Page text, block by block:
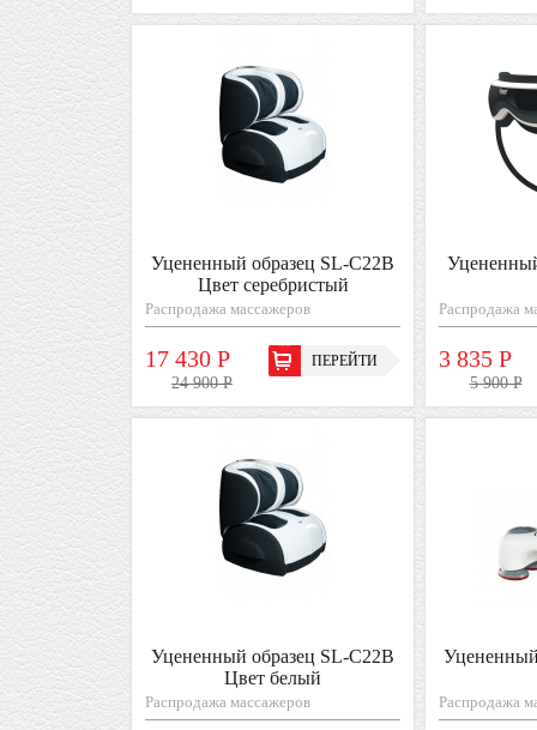
Уцененный образец SL-C22B
Цвет серебристый
Распродажа массажеров
24 900 Р
17 430 Р ПЕРЕЙТИ
Распродажа
5 900 Р
3 835 Р
Уцененный образец SL-C22B
Цвет белый
Распродажа массажеров Распродажа